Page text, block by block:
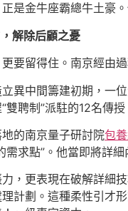
是金牛座霸總牛土豪
解除后顧之憂
要留得住。南京經由
異中間籌建初期，一
雙聘制”派駐的12名傳
的南京量子研討院包
需求點”。他當即將詳
，更表現在破解詳細
計劃。這種柔性引才